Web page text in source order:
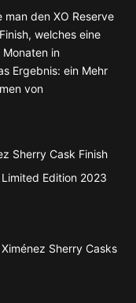
man den XO Reserve
welches eine
in
Ergebnis: ein Mehr
von
Sherry Cask Finish
Edition 2023
Sherry Casks